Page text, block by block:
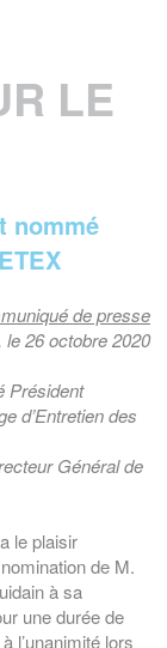
LE
nommé
de presse
le 26 octobre 2020
Président
d’Entretien des
Général de
le plaisir
de M.
à sa
une durée de
l’unanimité lors